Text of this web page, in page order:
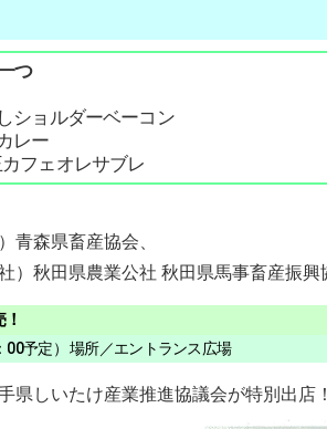
つ
ショルダーベーコン
レー
フェオレサブレ
青森県畜産協会、
）秋田県農業公社 秋田県馬事畜産振興
予定） 場所／エントランス広場
しいたけ産業推進協議会が特別出店